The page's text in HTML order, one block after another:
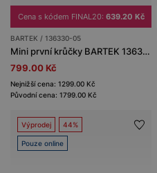
Cena s kódem FINAL20: 639.20 Kč
BARTEK / 136330-05
Mini první krůčky BARTEK 136330-05, černošedé
799.00 Kč
Nejnižší cena: 1299.00 Kč
Původní cena: 1799.00 Kč
Výprodej 44%
Pouze online